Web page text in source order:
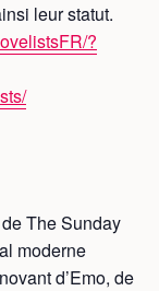
leur statut.
?
The Sunday
moderne
d’Emo, de